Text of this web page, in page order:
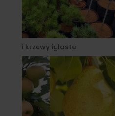
i krzewy iglaste